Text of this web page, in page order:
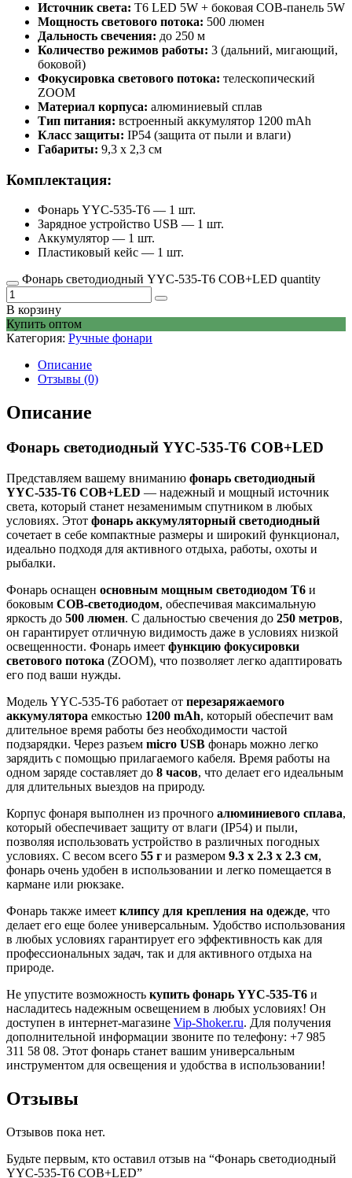
Источник света: T6 LED 5W + боковая COB-панель 5W
Мощность светового потока: 500 люмен
Дальность свечения: до 250 м
Количество режимов работы: 3 (дальний, мигающий,
боковой)
Фокусировка светового потока: телескопический
ZOOM
Материал корпуса: алюминиевый сплав
Тип питания: встроенный аккумулятор 1200 mAh
Класс защиты: IP54 (защита от пыли и влаги)
Габариты: 9,3 х 2,3 см
Комплектация:
Фонарь YYC-535-T6 — 1 шт.
Зарядное устройство USB — 1 шт.
Аккумулятор — 1 шт.
Пластиковый кейс — 1 шт.
Фонарь светодиодный YYC-535-T6 COB+LED quantity
В корзину
Купить оптом
Категория: Ручные фонари
Описание
Отзывы (0)
Описание
Фонарь светодиодный YYC-535-T6 COB+LED
Представляем вашему вниманию фонарь светодиодный
YYC-535-T6 COB+LED — надежный и мощный источник
света, который станет незаменимым спутником в любых
условиях. Этот фонарь аккумуляторный светодиодный
сочетает в себе компактные размеры и широкий функционал,
идеально подходя для активного отдыха, работы, охоты и
рыбалки.
Фонарь оснащен основным мощным светодиодом T6 и
боковым COB-светодиодом, обеспечивая максимальную
яркость до 500 люмен. С дальностью свечения до 250 метров,
он гарантирует отличную видимость даже в условиях низкой
освещенности. Фонарь имеет функцию фокусировки
светового потока (ZOOM), что позволяет легко адаптировать
его под ваши нужды.
Модель YYC-535-T6 работает от перезаряжаемого
аккумулятора емкостью 1200 mAh, который обеспечит вам
длительное время работы без необходимости частой
подзарядки. Через разъем micro USB фонарь можно легко
зарядить с помощью прилагаемого кабеля. Время работы на
одном заряде составляет до 8 часов, что делает его идеальным
для длительных выездов на природу.
Корпус фонаря выполнен из прочного алюминиевого сплава,
который обеспечивает защиту от влаги (IP54) и пыли,
позволяя использовать устройство в различных погодных
условиях. С весом всего 55 г и размером 9.3 х 2.3 х 2.3 см,
фонарь очень удобен в использовании и легко помещается в
кармане или рюкзаке.
Фонарь также имеет клипсу для крепления на одежде, что
делает его еще более универсальным. Удобство использования
в любых условиях гарантирует его эффективность как для
профессиональных задач, так и для активного отдыха на
природе.
Не упустите возможность купить фонарь YYC-535-T6 и
насладитесь надежным освещением в любых условиях! Он
доступен в интернет-магазине Vip-Shoker.ru. Для получения
дополнительной информации звоните по телефону: +7 985
311 58 08. Этот фонарь станет вашим универсальным
инструментом для освещения и удобства в использовании!
Отзывы
Отзывов пока нет.
Будьте первым, кто оставил отзыв на “Фонарь светодиодный
YYC-535-T6 COB+LED”